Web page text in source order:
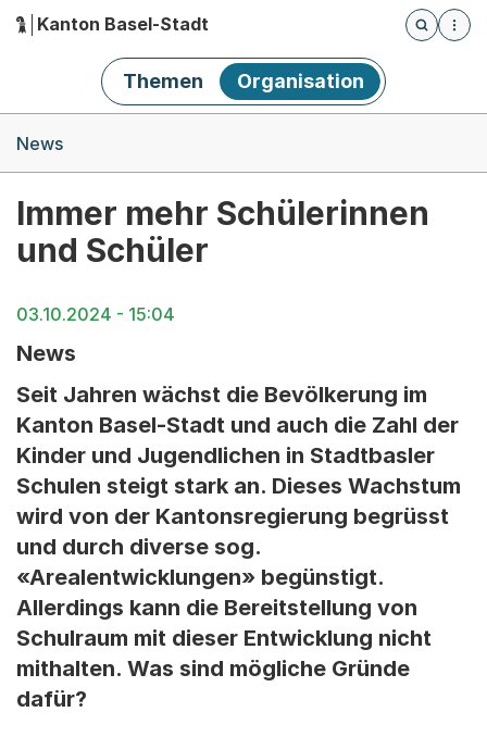
Hauptnavigation
Kanton Basel-Stadt
Öffnet
Themen Organisation
News
Immer mehr Schülerinnen
und Schüler
03.10.2024 - 15:04
News
Seit Jahren wächst die Bevölkerung im
Kanton Basel-Stadt und auch die Zahl der
Kinder und Jugendlichen in Stadtbasler
Schulen steigt stark an. Dieses Wachstum
wird von der Kantonsregierung begrüsst
und durch diverse sog.
«Arealentwicklungen» begünstigt.
Allerdings kann die Bereitstellung von
Schulraum mit dieser Entwicklung nicht
mithalten. Was sind mögliche Gründe
dafür?